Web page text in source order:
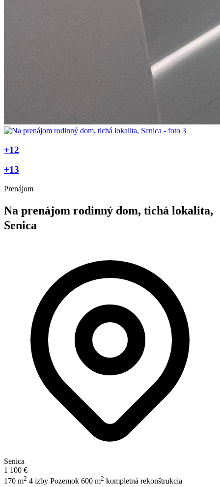
+12
+13
Prenájom
Na prenájom rodinný dom, tichá lokalita,
Senica
Senica
1 100 €
170 m2 4 izby Pozemok 600 m2 kompletná rekonštrukcia